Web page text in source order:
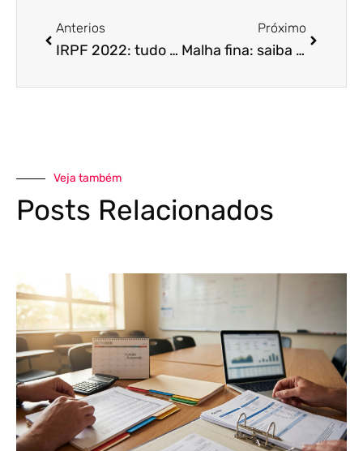
Anterios
IRPF 2022: tudo de que você precisa saber
Próximo
Malha fina: saiba o que fazer para evitá-la!
Veja também
Posts Relacionados